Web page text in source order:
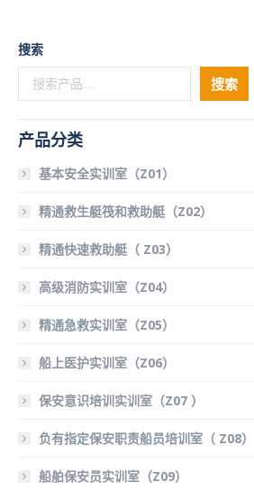
搜索
搜索
产品分类
基本安全实训室（Z01）
精通救生艇筏和救助艇（Z02）
精通快速救助艇（ Z03）
高级消防实训室（Z04）
精通急救实训室（Z05）
船上医护实训室（Z06）
保安意识培训实训室（Z07 ）
负有指定保安职责船员培训室（ Z08）
船舶保安员实训室（Z09）